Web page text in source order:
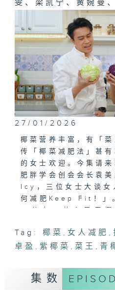
雯、梁凯宁、黄婉曼
27/01/2026
椰菜营养丰富，有「
传「椰菜减肥法」甚
的女士欢迎。今集请
肥胖学会创会会长袁
Icy，三位女士大谈女
何减肥Keep Fit！」
卷」，一于keep fit
另外，椰菜是冬天收
畏寒风，大清早去完
主持：黄婉曼(Icy)
Tag: 椰菜 , 女人减肥 ,
卓盈 ,紫椰菜 , 菜王 , 青
集数